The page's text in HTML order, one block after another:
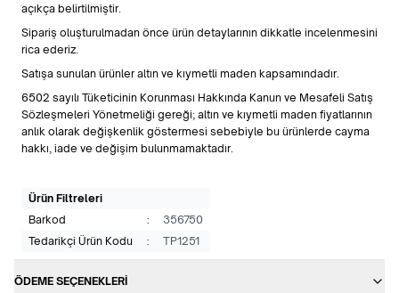
açıkça belirtilmiştir.
Sipariş oluşturulmadan önce ürün detaylarının dikkatle incelenmesini
rica ederiz.
Satışa sunulan ürünler altın ve kıymetli maden kapsamındadır.
6502 sayılı Tüketicinin Korunması Hakkında Kanun ve Mesafeli Satış
Sözleşmeleri Yönetmeliği gereği; altın ve kıymetli maden fiyatlarının
anlık olarak değişkenlik göstermesi sebebiyle bu ürünlerde cayma
hakkı, iade ve değişim bulunmamaktadır.
Ürün Filtreleri
Barkod
:
356750
Tedarikçi Ürün Kodu
: TP1251
ÖDEME SEÇENEKLERI